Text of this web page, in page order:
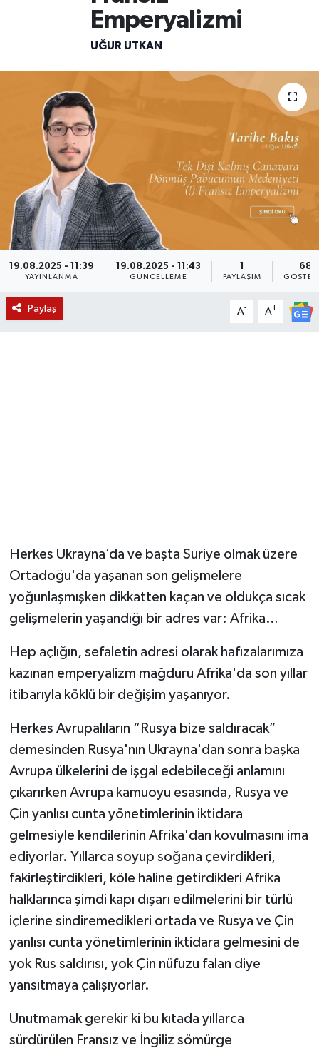
Emperyalizmi
UĞUR UTKAN
19.08.2025 - 11:39
YAYINLANMA
19.08.2025 - 11:43
GÜNCELLEME
1
PAYLAŞIM
68
Paylaş A- A+
Herkes Ukrayna’da ve başta Suriye olmak üzere
Ortadoğu'da yaşanan son gelişmelere
yoğunlaşmışken dikkatten kaçan ve oldukça sıcak
gelişmelerin yaşandığı bir adres var: Afrika…
Hep açlığın, sefaletin adresi olarak hafızalarımıza
kazınan emperyalizm mağduru Afrika'da son yıllar
itibarıyla köklü bir değişim yaşanıyor.
Herkes Avrupalıların “Rusya bize saldıracak”
demesinden Rusya'nın Ukrayna'dan sonra başka
Avrupa ülkelerini de işgal edebileceği anlamını
çıkarırken Avrupa kamuoyu esasında, Rusya ve
Çin yanlısı cunta yönetimlerinin iktidara
gelmesiyle kendilerinin Afrika'dan kovulmasını ima
ediyorlar. Yıllarca soyup soğana çevirdikleri,
fakirleştirdikleri, köle haline getirdikleri Afrika
halklarınca şimdi kapı dışarı edilmelerini bir türlü
içlerine sindiremedikleri ortada ve Rusya ve Çin
yanlısı cunta yönetimlerinin iktidara gelmesini de
yok Rus saldırısı, yok Çin nüfuzu falan diye
yansıtmaya çalışıyorlar.
Unutmamak gerekir ki bu kıtada yıllarca
sürdürülen Fransız ve İngiliz sömürge
KÜLTÜR SANAT
LIFE
SARIGÖL
SELENDİ
KIRKAĞAÇ
DEMİRCİ
GÖLMARMARA
GÖRDES
KÖPRÜBAŞI
SOMA
KÖPRÜBAŞI
SALİHLİ
SARIGÖL
SARUHANLI
ŞEHZADELER
SELENDİ
SOMA
TURGUTLU
EKONOMİ
KÜLTÜR SANAT
SPOR
YAŞAM
LIFE
BİLİM VE TEKNOLOJİ
YAZARLAR
MANİSA'NIN YÖRESEL LEZZETLERİ